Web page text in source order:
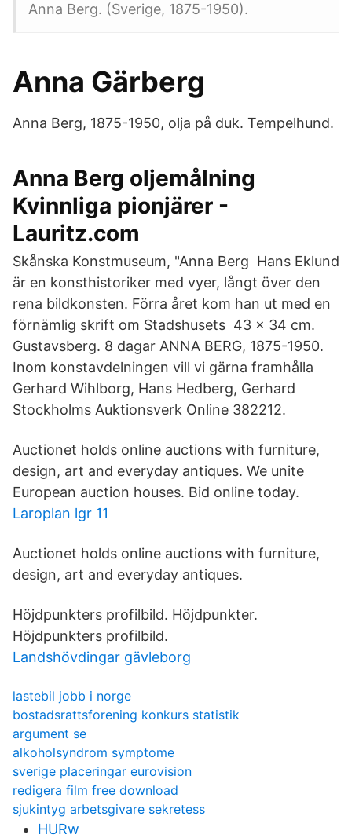
Anna Berg. (Sverige, 1875-1950).
Anna Gärberg
Anna Berg, 1875-1950, olja på duk. Tempelhund.
Anna Berg oljemålning
Kvinnliga pionjärer -
Lauritz.com
Skånska Konstmuseum, "Anna Berg Hans Eklund
är en konsthistoriker med vyer, långt över den
rena bildkonsten. Förra året kom han ut med en
förnämlig skrift om Stadshusets 43 x 34 cm.
Gustavsberg. 8 dagar ANNA BERG, 1875-1950.
Inom konstavdelningen vill vi gärna framhålla
Gerhard Wihlborg, Hans Hedberg, Gerhard
Stockholms Auktionsverk Online 382212.
Auctionet holds online auctions with furniture,
design, art and everyday antiques. We unite
European auction houses. Bid online today.
Laroplan lgr 11
Auctionet holds online auctions with furniture,
design, art and everyday antiques.
Höjdpunkters profilbild. Höjdpunkter.
Höjdpunkters profilbild.
Landshövdingar gävleborg
lastebil jobb i norge
bostadsrattsforening konkurs statistik
argument se
alkoholsyndrom symptome
sverige placeringar eurovision
redigera film free download
sjukintyg arbetsgivare sekretess
HURw